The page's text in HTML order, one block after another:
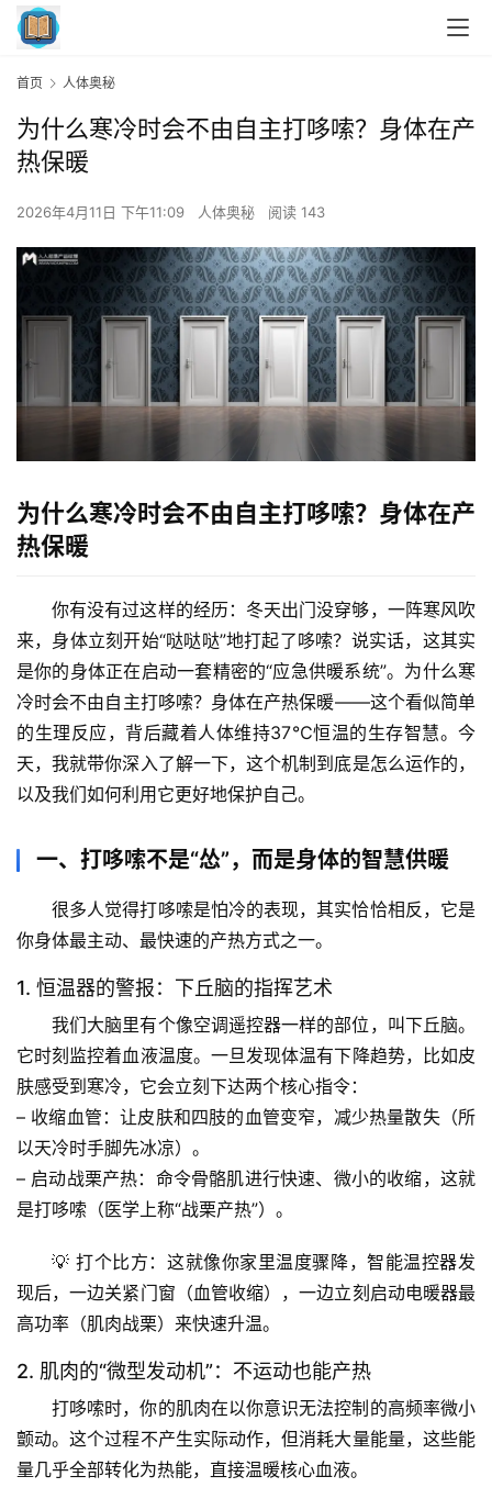
首页 人体奥秘
为什么寒冷时会不由自主打哆嗦？身体在产
热保暖
2026年4月11日 下午11:09 人体奥秘 阅读 143
为什么寒冷时会不由自主打哆嗦？身体在产
热保暖
你有没有过这样的经历：冬天出门没穿够，一阵寒风吹
来，身体立刻开始“哒哒哒”地打起了哆嗦？说实话，这其实
是你的身体正在启动一套精密的“应急供暖系统”。 为什么寒
冷时会不由自主打哆嗦？身体在产热保暖——这个看似简单
的生理反应，背后藏着人体维持37℃恒温的生存智慧。今
天，我就带你深入了解一下，这个机制到底是怎么运作的，
以及我们如何利用它更好地保护自己。
一、打哆嗦不是“怂”，而是身体的智慧供暖
很多人觉得打哆嗦是怕冷的表现，其实恰恰相反，它是
你身体最主动、最快速的产热方式之一。
1. 恒温器的警报：下丘脑的指挥艺术
我们大脑里有个像空调遥控器一样的部位，叫下丘脑。
它时刻监控着血液温度。一旦发现体温有下降趋势，比如皮
肤感受到寒冷，它会立刻下达两个核心指令：
– 收缩血管 ：让皮肤和四肢的血管变窄，减少热量散失（所
以天冷时手脚先冰凉）。
– 启动战栗产热：命令骨骼肌进行快速、微小的收缩，这就
是打哆嗦（医学上称“战栗产热”）。
💡 打个比方 ：这就像你家里温度骤降，智能温控器发
现后，一边关紧门窗（血管收缩），一边立刻启动电暖器最
高功率（肌肉战栗）来快速升温。
2. 肌肉的“微型发动机”：不运动也能产热
打哆嗦时，你的肌肉在以你意识无法控制的高频率微小
颤动。这个过程不产生实际动作，但消耗大量能量，这些能
量几乎全部转化为热能，直接温暖核心血液。